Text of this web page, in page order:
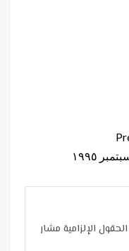
١٩٩٥
الحقول الإلزامية مشار